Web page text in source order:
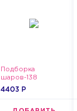
Подборка
шаров-138
4403 P